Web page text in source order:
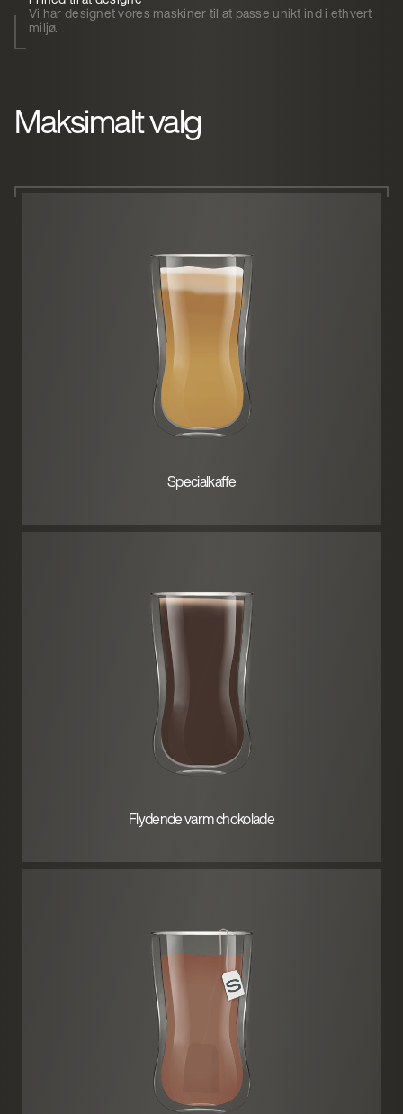
Vi har designet vores maskiner til at passe unikt ind i ethvert
miljø.
Maksimalt valg
Specialkaffe
Flydende varm chokolade